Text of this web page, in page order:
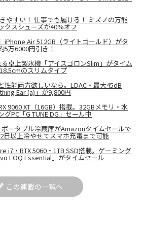
やすい！ 仕事でも履ける！ ミズノの万能
クスシューズが40%オフ
iPhone Air 512GB（ライトゴールド）がタ
5万6000円引き！
卓上製氷機「アイスゴロンSlim」がタイム
のスリムタイプ
性能両方欲しいなら。LDAC・最大45dB
Ear (a)」が9,800円
9060 XT（16GB）搭載。32GBメモリ・水
グPC「G TUNE DG」セール中
ータブル冷蔵庫がAmazonタイムセールで
日以上冷やせてスマホ充電まで可能
i7・RTX 5060・1TB SSD搭載。ゲーミング
LOQ Essential」がタイムセール
この連載の一覧へ